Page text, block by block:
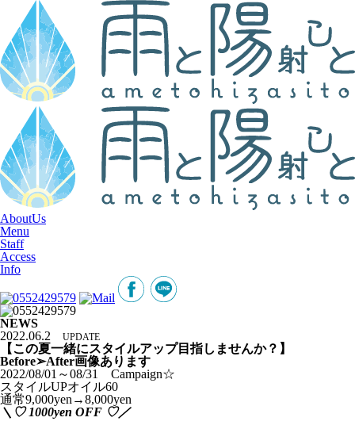
AboutUs
Menu
Staff
Access
Info
NEWS
2022.06.2
UPDATE
【この夏一緒にスタイルアップ目指しませんか？】
Before➢After画像あります
2022/08/01～08/31 Campaign☆
スタイルUPオイル60
通常9,000yen→8,000yen
＼♡ 1000yen OFF ♡／